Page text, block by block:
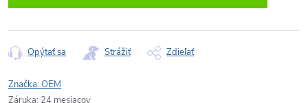
Opýtať sa Strážiť Zdieľať
Značka:OEM
Záruka: 24 mesiacov